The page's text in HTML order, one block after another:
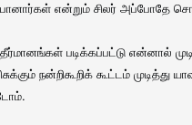
என்றும் சிலர் அப்போதே
படிக்கப்பட்டு என்னால்
நன்றிகூறிக் கூட்டம் முடித்து